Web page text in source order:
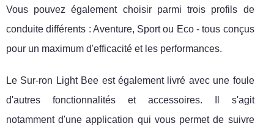
Vous pouvez également choisir parmi trois profils de
conduite différents : Aventure, Sport ou Eco - tous conçus
pour un maximum d'efficacité et les performances.
Le Sur-ron Light Bee est également livré avec une foule
d'autres fonctionnalités et accessoires. Il s'agit
notamment d'une application qui vous permet de suivre